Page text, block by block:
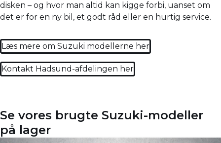
disken – og hvor man altid kan kigge forbi, uanset om
det er for en ny bil, et godt råd eller en hurtig service.
Læs mere om Suzuki modellerne her
Kontakt Hadsund-afdelingen her
Se vores brugte Suzuki-modeller
på lager